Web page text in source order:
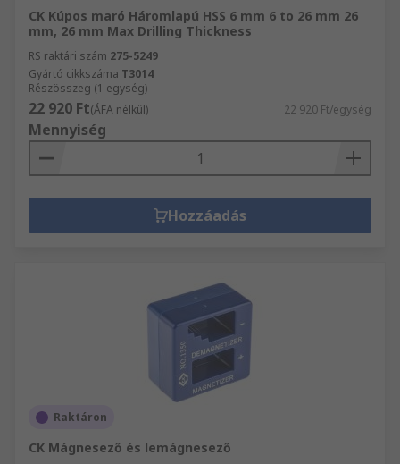
CK Kúpos maró Háromlapú HSS 6 mm 6 to 26 mm 26
mm, 26 mm Max Drilling Thickness
RS raktári szám 275-5249
Gyártó cikkszáma T3014
Részösszeg (1 egység)
22 920 Ft(ÁFA nélkül) 22 920 Ft/egység
Mennyiség
Hozzáadás
Raktáron
CK Mágnesező és lemágnesező